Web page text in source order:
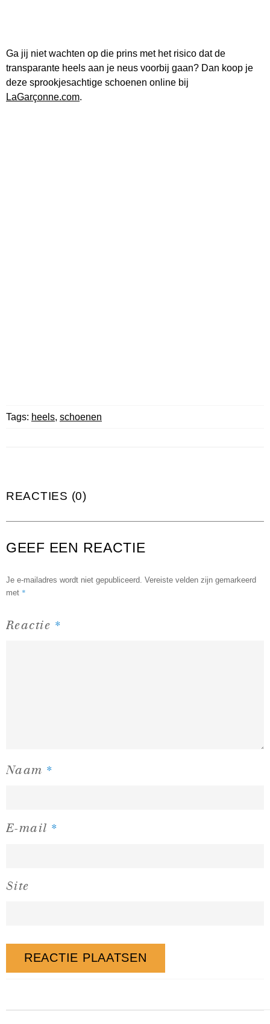
Ga jij niet wachten op die prins met het risico dat de
transparante heels aan je neus voorbij gaan? Dan koop je
deze sprookjesachtige schoenen online bij
LaGarçonne.com.
Tags: heels, schoenen
REACTIES (0)
GEEF EEN REACTIE
Je e-mailadres wordt niet gepubliceerd. Vereiste velden zijn gemarkeerd
met *
Reactie *
Naam *
E-mail *
Site